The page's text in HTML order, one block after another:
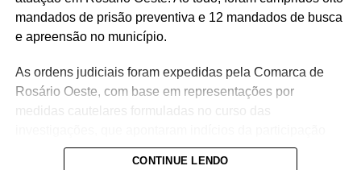
mandados de prisão preventiva e 12 mandados de busca
e apreensão no município.
As ordens judiciais foram expedidas pela Comarca de
Rosário Oeste, com base em representações por
medidas cautelares formuladas no curso das
dos alvos no tráfico de drogas na região.
CONTINUE LENDO